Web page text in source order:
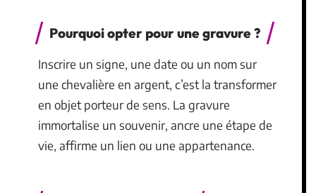
Pourquoi opter pour une gravure ?
Inscrire un signe, une date ou un nom sur
une chevalière en argent, c’est la transformer
en objet porteur de sens. La gravure
immortalise un souvenir, ancre une étape de
vie, affirme un lien ou une appartenance.